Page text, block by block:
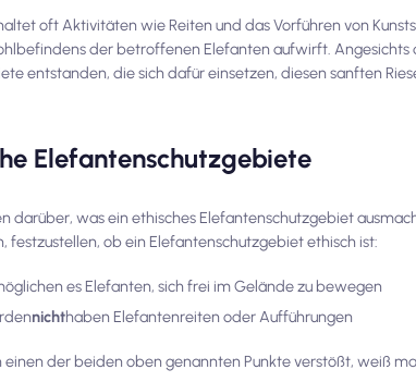
oft Aktivitäten wie Reiten und das Vorführen von
der betroffenen Elefanten aufwirft.
entstanden, die sich dafür einsetzen, diesen sanften
Elefantenschutzgebiete
darüber, was ein ethisches Elefantenschutzgebiet
festzustellen, ob ein Elefantenschutzgebiet ethisch ist:
es Elefanten, sich frei im Gelände zu bewegen
nichthaben Elefantenreiten oder Aufführungen
der beiden oben genannten Punkte verstößt, weiß